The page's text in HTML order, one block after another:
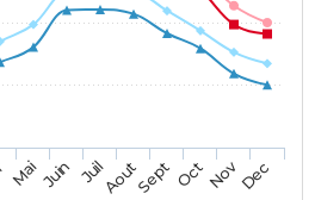
MaiJuin JuilAoutSept OctNovDec